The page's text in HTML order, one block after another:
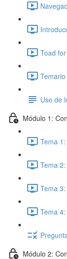
Toad
Uso de
Módulo 1:
Tema
Tema
Tema
Tema
Módulo 2: